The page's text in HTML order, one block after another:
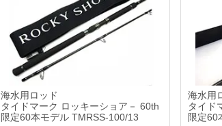
海水用ロッド
タイドマーク ロッキーショア－ 60th
限定60本モデル TMRSS-100/13
海水用
タイド
限定60